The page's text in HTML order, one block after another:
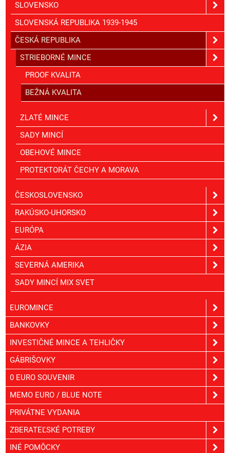
SLOVENSKO
SLOVENSKÁ REPUBLIKA 1939-1945
ČESKÁ REPUBLIKA
STRIEBORNÉ MINCE
PROOF KVALITA
BEŽNÁ KVALITA
ZLATÉ MINCE
SADY MINCÍ
OBEHOVÉ MINCE
PROTEKTORÁT ČECHY A MORAVA
ČESKOSLOVENSKO
RAKÚSKO-UHORSKO
EURÓPA
ÁZIA
SEVERNÁ AMERIKA
SADY MINCÍ MIX SVET
EUROMINCE
BANKOVKY
INVESTIČNÉ MINCE A TEHLIČKY
GÁBRIŠOVKY
0 EURO SOUVENIR
MEMO EURO / BLUE NOTE
PRIVÁTNE VYDANIA
ZBERATEĽSKÉ POTREBY
INÉ POMÔCKY